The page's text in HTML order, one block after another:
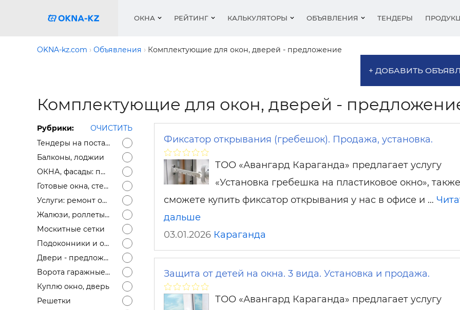
ОКНА
Алюминиевые окна
Деревянные окна
Дерево-
другие
РЕЙТИНГ
Стеклопакеты
Услуги
Аксессуары
Системы (бренды)
Поставщики
Медиа
КАЛЬКУЛЯТОРЫ ОБЪЯВЛЕНИЯ
Балконы
Ремонт окон
Готовые окна
Подоконники
Москитные сетки
Ворота
Куплю окно, дверь
Решетки
Работа - Резюме
Разное,
ТЕНДЕРЫ
Балконы
Двери входные
Откосы
Сетки москитные
Двери
Подоконники
Ворота
Жалюзи
Решетки
Отливы
Защитные роллеты
Шторы-жалюзи
Выставки
Галерея окон
Новости
Рейтинг сайтов
Статьи
OKNA-kz.com Объявления Комплектующие для окон, дверей - предложение
+ ДОБАВИТЬ
Комплектующие для окон, дверей -
Рубрики:
ОЧИСТИТЬ
Тендеры на поставку окон, фасадов
Балконы, лоджии
ОКНА, фасады: предложение
Готовые окна, стеклопакеты, подоконники (остатки)
Услуги: ремонт окон, доставка окон, откосы
Жалюзи, роллеты, маркизы
Москитные сетки
Подоконники и отливы
Двери - предложение
Ворота гаражные, откатные, распашные
Куплю окно, дверь
Решетки
Фиксатор открывания (гребешок). Продажа, установка.
ТОО «Авангард Караганда» предлагает услугу
«Установка гребешка на пластиковое окно»,
сможете купить фиксатор открывания у нас в офисе и …
дальше
03.01.2026 Караганда
Защита от детей на окна. 3 вида. Установка и продажа.
ТОО «Авангард Караганда» предлагает услугу